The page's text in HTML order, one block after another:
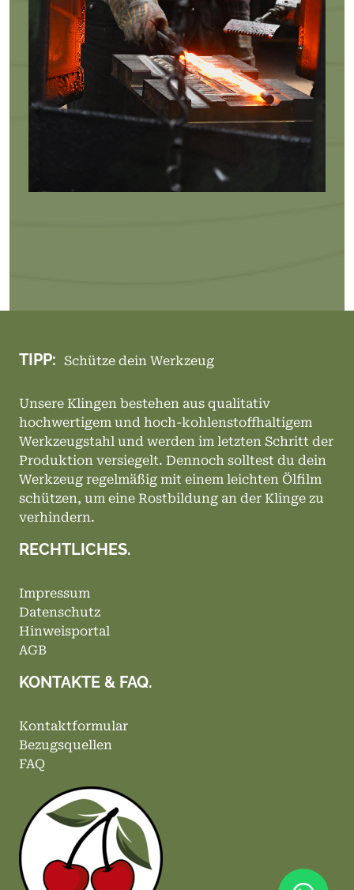
TIPP: Schütze dein Werkzeug
Unsere Klingen bestehen aus qualitativ
hochwertigem und hoch-kohlenstoffhaltigem
Werkzeugstahl und werden im letzten Schritt der
Produktion versiegelt. Dennoch solltest du dein
Werkzeug regelmäßig mit einem leichten Ölfilm
schützen, um eine Rostbildung an der Klinge zu
verhindern.
RECHTLICHES.
Impressum
Datenschutz
Hinweisportal
AGB
KONTAKTE & FAQ.
Kontaktformular
Bezugsquellen
FAQ